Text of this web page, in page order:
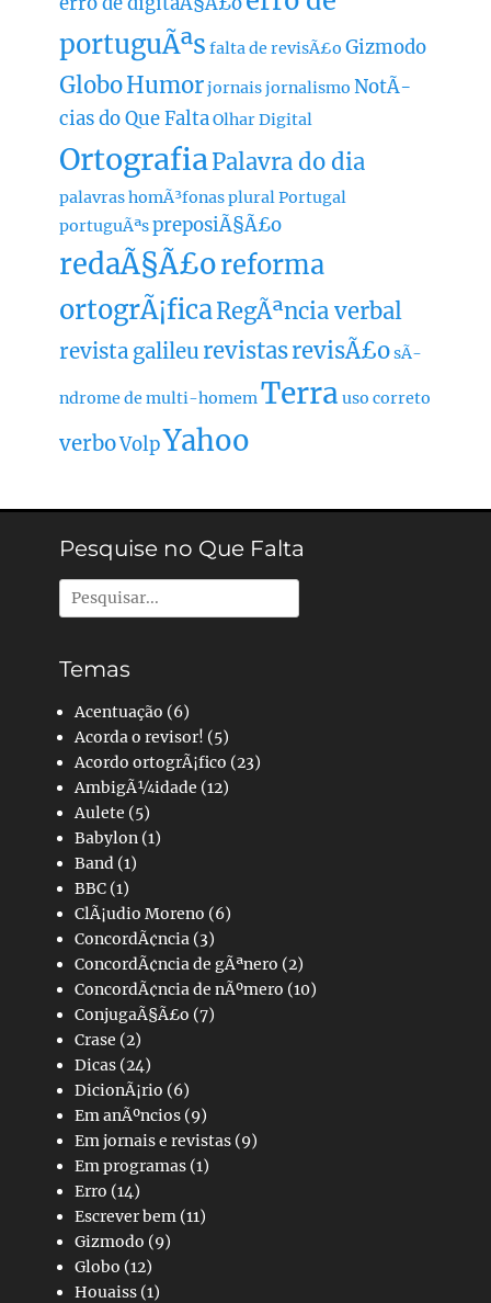
portuguÃªs falta de revisÃ£o Gizmodo
GloboHumorjornaisjornalismo NotÃ­
cias do Que FaltaOlhar Digital
OrtografiaPalavra do dia
palavras homÃ³fonaspluralPortugal
portuguÃªspreposiÃ§Ã£o
redaÃ§Ã£oreforma
ortogrÃ¡ficaRegÃªncia verbal
revista galileurevistasrevisÃ£osÃ­
ndrome de multi-homemTerra uso correto
verboVolpYahoo
Pesquise no Que Falta
Pesquisar
por:
Temas
Acentuação (6)
Acorda o revisor! (5)
Acordo ortogrÃ¡fico (23)
AmbigÃ¼idade (12)
Aulete (5)
Babylon (1)
Band (1)
BBC (1)
ClÃ¡udio Moreno (6)
ConcordÃ¢ncia (3)
ConcordÃ¢ncia de gÃªnero (2)
ConcordÃ¢ncia de nÃºmero (10)
ConjugaÃ§Ã£o (7)
Crase (2)
Dicas (24)
DicionÃ¡rio (6)
Em anÃºncios (9)
Em jornais e revistas (9)
Em programas (1)
Erro (14)
Escrever bem (11)
Gizmodo (9)
Globo (12)
Houaiss (1)